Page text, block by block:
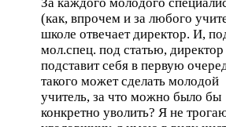
(как, впрочем и за любого
школе отвечает директор. И,
мол.спец. под статью, директор
подставит себя в первую
такого может сделать молодой
учитель, за что можно было бы
конкретно уволить? Я не